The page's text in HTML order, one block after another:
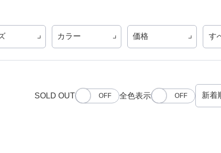
カラー 価格 す
SOLD OUT 全色表示